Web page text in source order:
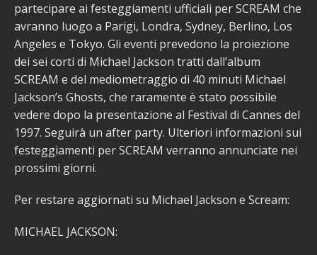
partecipare ai festeggiamenti ufficiali per SCREAM che
avranno luogo a Parigi, Londra, Sydney, Berlino, Los
Angeles e Tokyo. Gli eventi prevedono la proiezione
dei sei corti di Michael Jackson tratti dall’album
SCREAM e del mediometraggio di 40 minuti Michael
Jackson’s Ghosts, che raramente è stato possibile
vedere dopo la presentazione al Festival di Cannes del
1997. Seguirà un after party. Ulteriori informazioni sui
festeggiamenti per SCREAM verranno annunciate nei
prossimi giorni.
Per restare aggiornati su Michael Jackson e Scream:
MICHAEL JACKSON: